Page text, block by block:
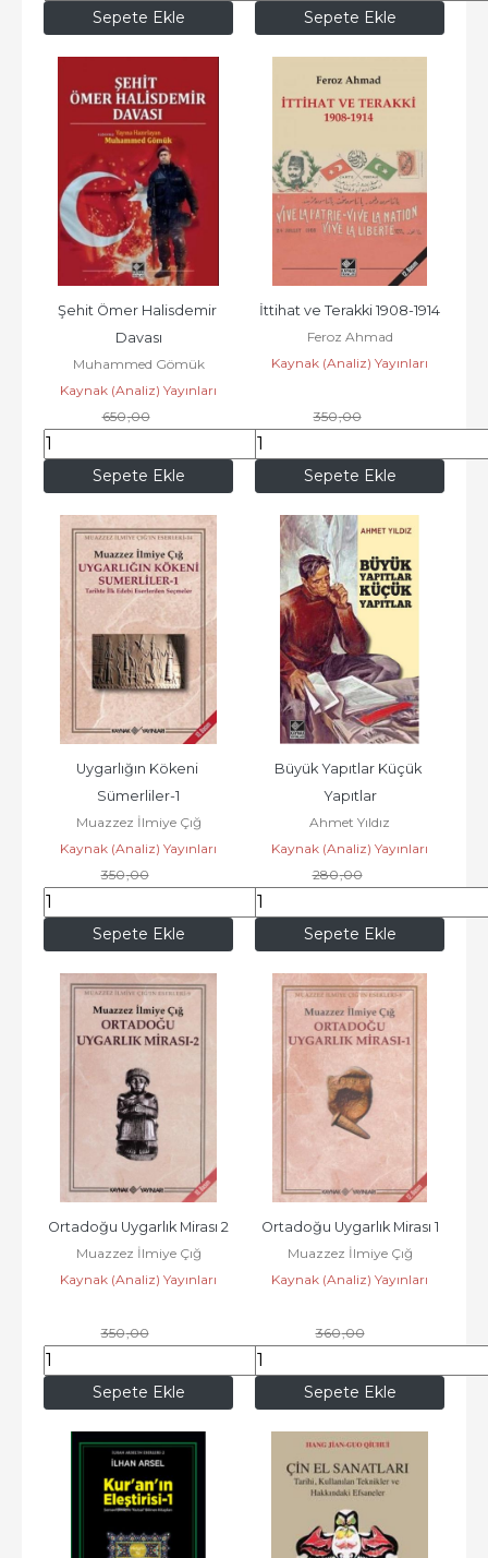
Sepete Ekle Sepete Ekle
Sepete Ekle
Şehit Ömer Halisdemir
Davası
Muhammed Gömük
Kaynak (Analiz) Yayınları
650,00
572,00
Sepete Ekle
İttihat ve Terakki 1908-1914
Feroz Ahmad
Kaynak (Analiz) Yayınları
350,00
290,50
Sepete Ekle
Uygarlığın Kökeni
Sümerliler-1
Muazzez İlmiye Çığ
Kaynak (Analiz) Yayınları
350,00
308,00
Sepete Ekle
Büyük Yapıtlar Küçük
Yapıtlar
Ahmet Yıldız
Kaynak (Analiz) Yayınları
280,00
246,40
Sepete Ekle
Ortadoğu Uygarlık Mirası 2
Muazzez İlmiye Çığ
Kaynak (Analiz) Yayınları
350,00
308,00
Sepete Ekle
Ortadoğu Uygarlık Mirası 1
Muazzez İlmiye Çığ
Kaynak (Analiz) Yayınları
360,00
316,80